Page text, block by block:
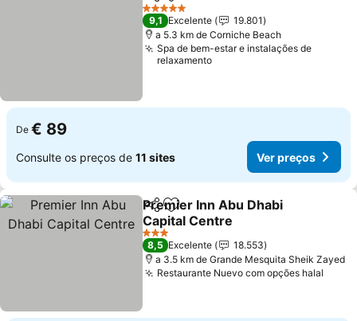
5 Estrelas
9,1 Excelente
19.801
a 5.3 km de Corniche Beach
Spa de bem-estar e instalações de
relaxamento
De € 89
Consulte os preços de 11 sites Ver preços
PartilharAdicionar aos favoritos
Premier Inn Abu Dhabi
Capital Centre
Ver preços
3 Estrelas
8,5 Excelente
18.553
a 3.5 km de Grande Mesquita Sheik Zayed
Restaurante Nuevo com opções halal